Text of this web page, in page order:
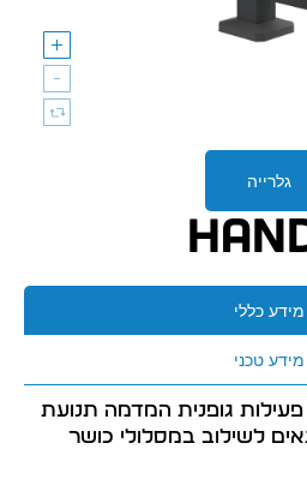
מידע כללי
מידע טכני
גופנית המדמה תנועת
לשילוב במסלולי כושר
גלרייה